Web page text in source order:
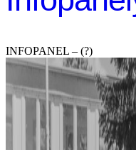
INFOPANEL – (?)